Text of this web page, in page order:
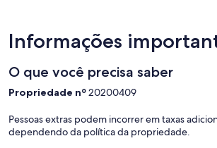
Informações
O que você precisa saber
Propriedade nº20200409
Pessoas extras podem incorrer em taxas
dependendo da política da propriedade.